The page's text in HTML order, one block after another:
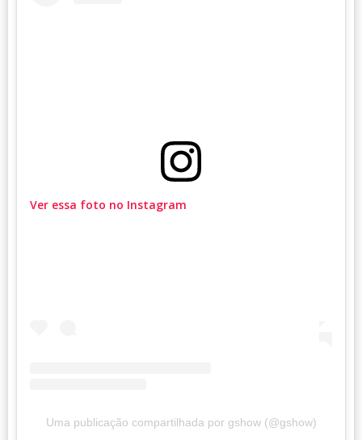
Ver essa foto no Instagram
Uma publicação compartilhada por gshow (@gshow)